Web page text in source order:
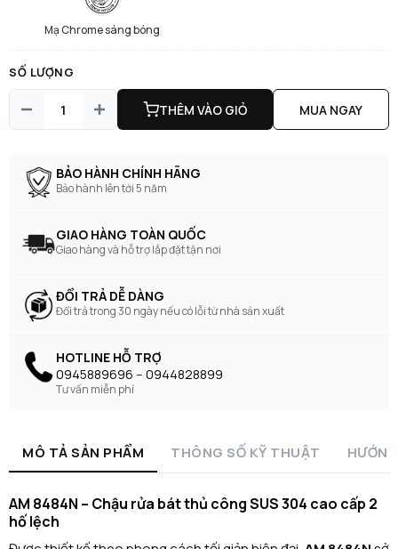
Mạ Chrome sáng bóng
SỐ LƯỢNG
THÊM VÀO GIỎ MUA NGAY
BẢO HÀNH CHÍNH HÃNG
Bảo hành lên tới 5 năm
GIAO HÀNG TOÀN QUỐC
Giao hàng và hỗ trợ lắp đặt tận nơi
ĐỔI TRẢ DỄ DÀNG
Đổi trả trong 30 ngày nếu có lỗi từ nhà sản xuất
HOTLINE HỖ TRỢ
0945889696 -- 0944828899
Tư vấn miễn phí
MÔ TẢ SẢN PHẨM THÔNG SỐ KỸ THUẬT
AM 8484N – Chậu rửa bát thủ công SUS 304 cao cấp 2
hố lệch